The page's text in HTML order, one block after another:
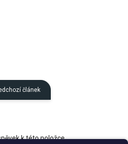
článek
k této položce.